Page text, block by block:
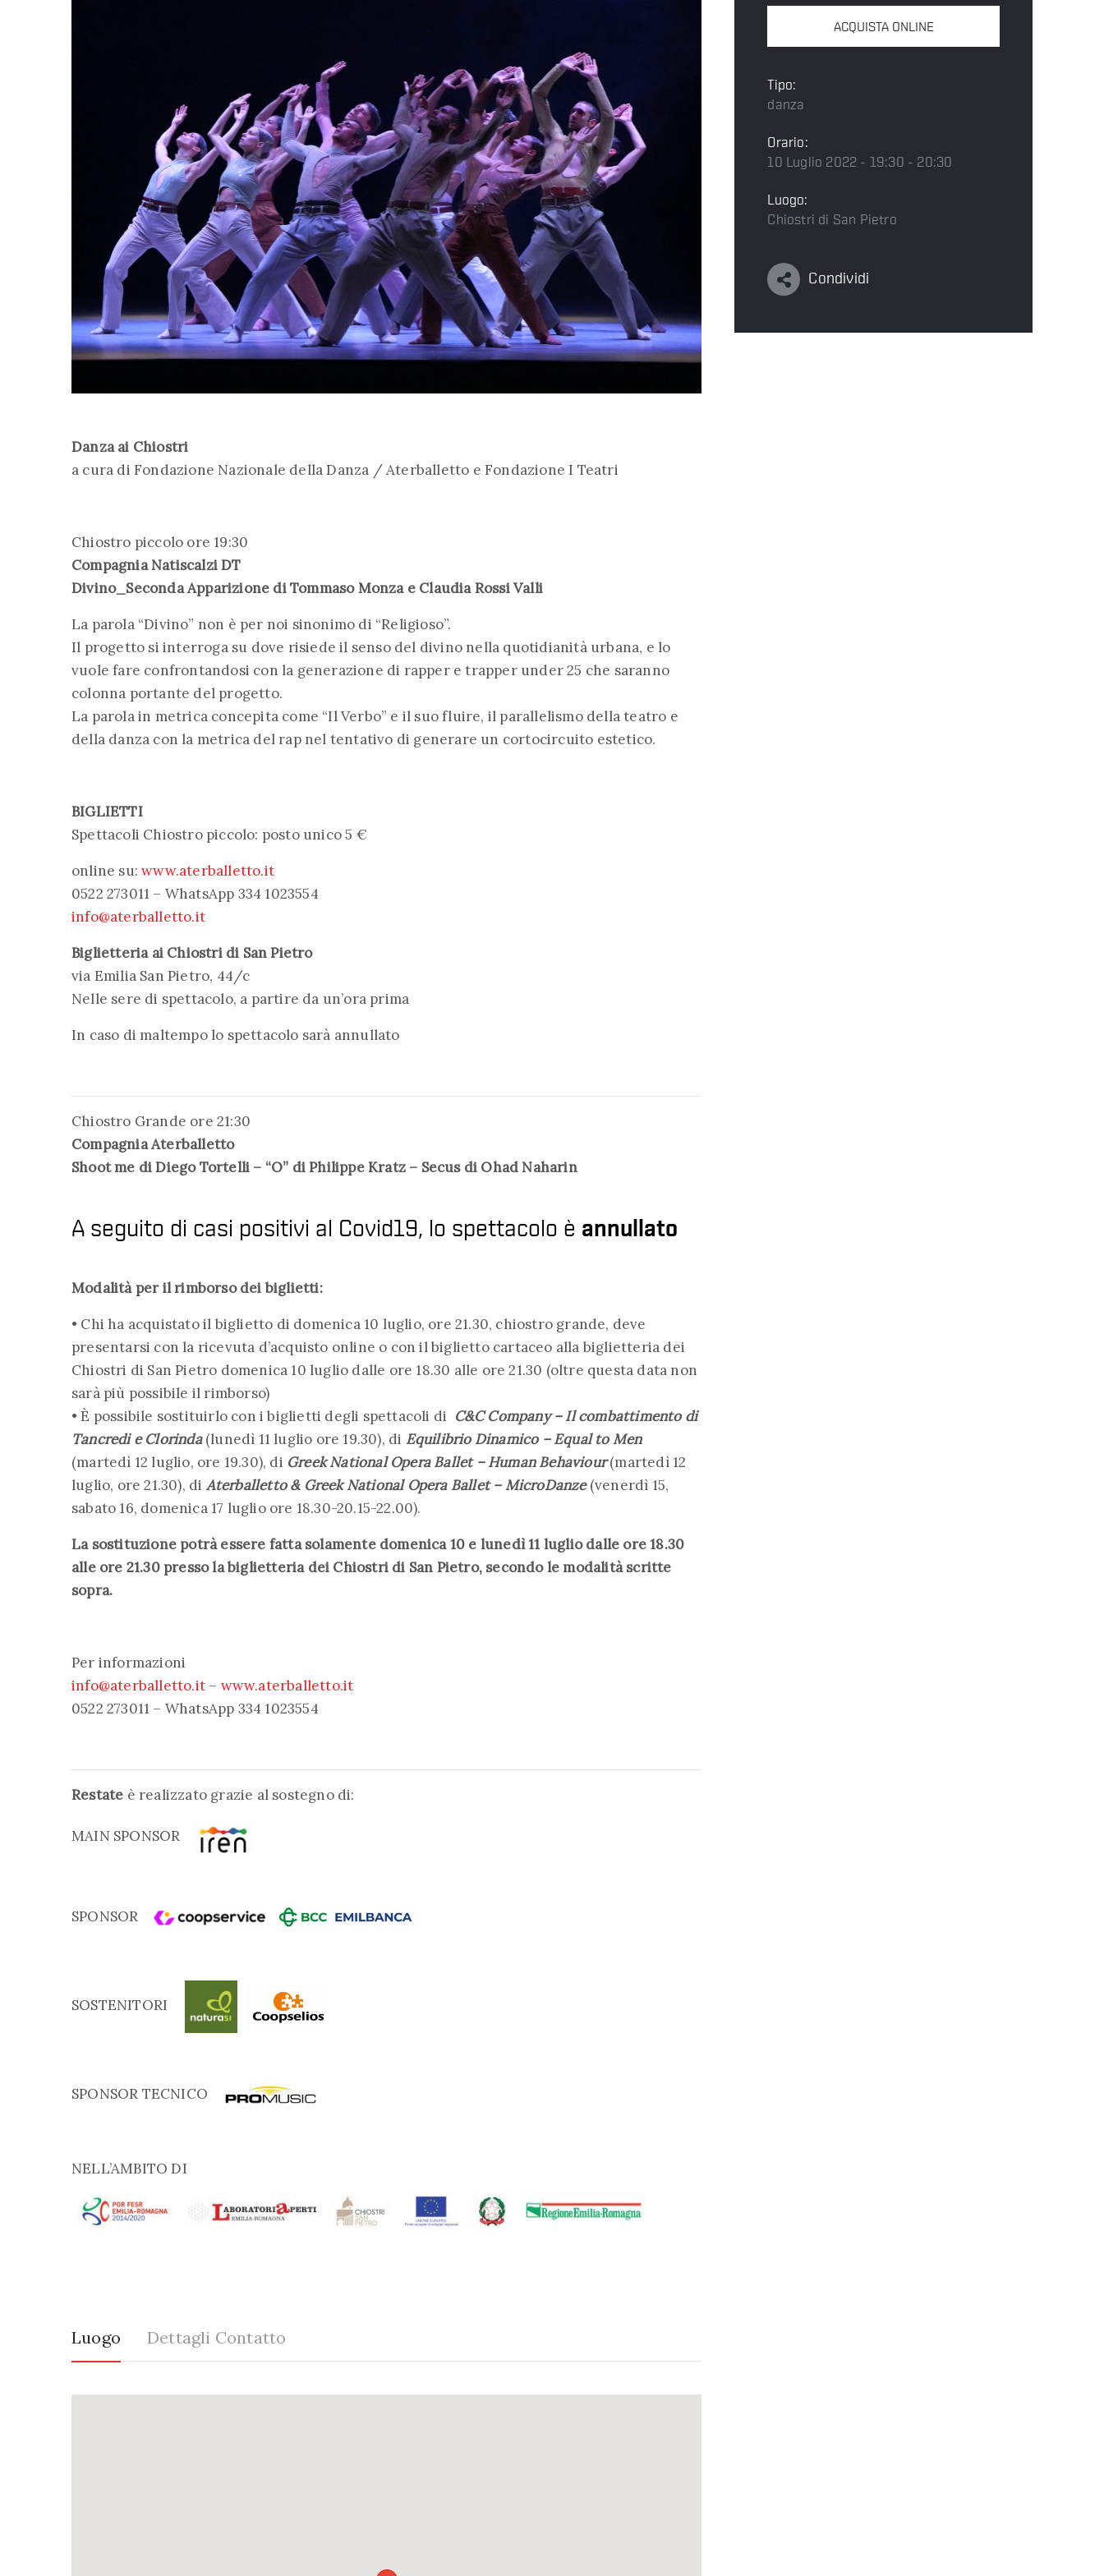
Danza ai Chiostri
a cura di Fondazione Nazionale della Danza / Aterballetto e Fondazione I Teatri
Chiostro piccolo ore 19:30
Compagnia Natiscalzi DT
Divino_Seconda Apparizione di Tommaso Monza e Claudia Rossi Valli
La parola “Divino” non è per noi sinonimo di “Religioso”.
Il progetto si interroga su dove risiede il senso del divino nella quotidianità urbana, e lo
vuole fare confrontandosi con la generazione di rapper e trapper under 25 che saranno
colonna portante del progetto.
La parola in metrica concepita come “Il Verbo” e il suo fluire, il parallelismo della teatro e
della danza con la metrica del rap nel tentativo di generare un cortocircuito estetico.
BIGLIETTI
Spettacoli Chiostro piccolo: posto unico 5 €
online su:www.aterballetto.it
0522 273011 – WhatsApp 334 1023554
info@aterballetto.it
Biglietteria ai Chiostri di San Pietro
via Emilia San Pietro, 44/c
Nelle sere di spettacolo, a partire da un’ora prima
In caso di maltempo lo spettacolo sarà annullato
Chiostro Grande ore 21:30
Compagnia Aterballetto
Shoot me di Diego Tortelli – “O” di Philippe Kratz – Secus di Ohad Naharin
A seguito di casi positivi al Covid19, lo spettacolo è annullato
Modalità per il rimborso dei biglietti:
• Chi ha acquistato il biglietto di domenica 10 luglio, ore 21.30, chiostro grande, deve
presentarsi con la ricevuta d’acquisto online o con il biglietto cartaceo alla biglietteria dei
Chiostri di San Pietro domenica 10 luglio dalle ore 18.30 alle ore 21.30 (oltre questa data non
sarà più possibile il rimborso)
• È possibile sostituirlo con i biglietti degli spettacoli di C&C Company – Il combattimento di
Tancredi e Clorinda (lunedì 11 luglio ore 19.30), di Equilibrio Dinamico – Equal to Men
(martedì 12 luglio, ore 19.30), di Greek National Opera Ballet – Human Behaviour(martedì 12
luglio, ore 21.30), di Aterballetto & Greek National Opera Ballet – MicroDanze(venerdì 15,
sabato 16, domenica 17 luglio ore 18.30-20.15-22.00).
La sostituzione potrà essere fatta solamente domenica 10 e lunedì 11 luglio dalle ore 18.30
alle ore 21.30 presso la biglietteria dei Chiostri di San Pietro, secondo le modalità scritte
sopra.
Per informazioni
info@aterballetto.it – www.aterballetto.it
0522 273011 – WhatsApp 334 1023554
Restate è realizzato grazie al sostegno di:
MAIN SPONSOR
SPONSOR
SOSTENITORI
SPONSOR TECNICO
NELL’AMBITO DI
Luogo Dettagli Contatto
ACQUISTA ONLINE
Tipo:
danza
Orario:
10 Luglio 2022 - 19:30 - 20:30
Luogo:
Chiostri di San Pietro
Condividi